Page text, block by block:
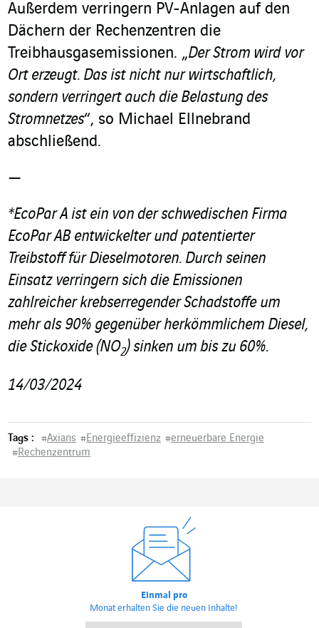
Außerdem verringern PV-Anlagen auf den
Dächern der Rechenzentren die
Treibhausgasemissionen. „Der Strom wird vor
Ort erzeugt. Das ist nicht nur wirtschaftlich,
sondern verringert auch die Belastung des
Stromnetzes“, so Michael Ellnebrand
abschließend.
—
*EcoPar A ist ein von der schwedischen Firma
EcoPar AB entwickelter und patentierter
Treibstoff für Dieselmotoren. Durch seinen
Einsatz verringern sich die Emissionen
zahlreicher krebserregender Schadstoffe um
mehr als 90% gegenüber herkömmlichem Diesel,
die Stickoxide (NO2) sinken um bis zu 60%.
14/03/2024
Tags : #Axians #Energieeffizienz #erneuerbare Energie
#Rechenzentrum
Einmal pro
Monat erhalten Sie die neuen Inhalte!